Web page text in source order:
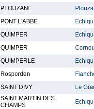
PLOUZANE
PONT L'ABBE
QUIMPER
QUIMPER
QUIMPERLE
Rosporden
SAINT DIVY Le
SAINT MARTIN DES
CHAMPS